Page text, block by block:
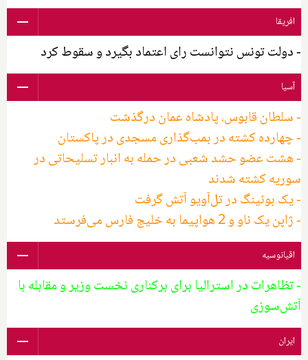
افریقا
- دولت تونس نتوانست رای اعتماد بگیرد و سقوط کرد
آسیا
- سلطان قابوس، پادشاه عمان درگذشت
- چهارده کشته در بمب‌گذاری مسجدی در پاکستان
- هشت عضو حشد شعبی در حمله به انبار تسلیحاتی در
سوریه کشته شدند
- یک بوئینگ در تل‌آویو آتش گرفت
- ژاپن یک ناو و 2 هواپیما به خلیج فارس می‌فرستد
اقیانوسیه
- تظاهرات در استرالیا برای برکناری نخست وزیر و مقابله با
آتش‌سوزی
ایران